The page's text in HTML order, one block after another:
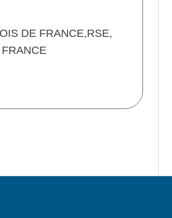
DE FRANCE,RSE,